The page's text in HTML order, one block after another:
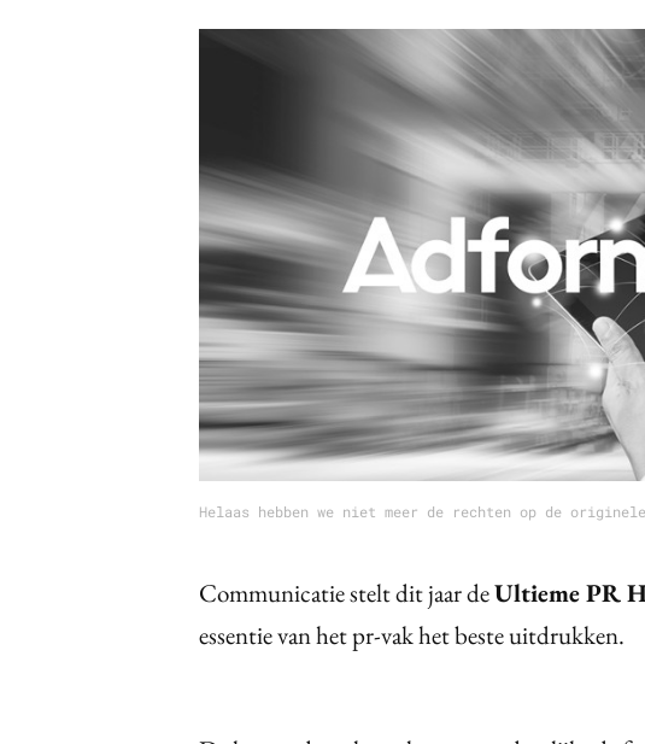
Gedragsverandering
Influencer marketing
Interne communicatie
Martech
Helaas hebben we niet meer de rechten op de
Communicatie stelt dit jaar deUltieme PR
essentie van het pr-vak het beste uitdrukken.